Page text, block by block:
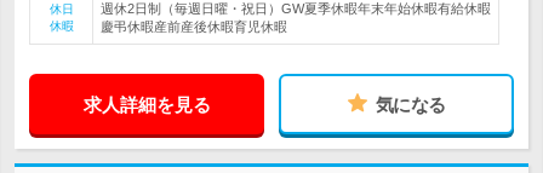
休日
休暇
週休2日制（毎週日曜・祝日）GW夏季休暇年末年始休暇有給休暇
慶弔休暇産前産後休暇育児休暇
求人詳細を見る 気になる